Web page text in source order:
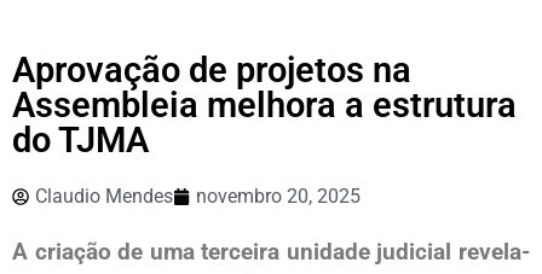
Aprovação de projetos na
Assembleia melhora a estrutura
do TJMA
Claudio Mendes novembro 20, 2025
A criação de uma terceira unidade judicial revela-